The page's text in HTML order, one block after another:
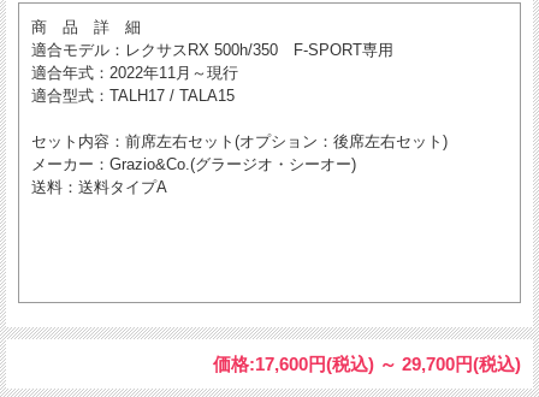
商 品 詳 細
適合モデル ：レクサスRX 500h/350 F-SPORT専用
適合年式 ：2022年11月～現行
適合型式 ：TALH17 / TALA15
セット内容 ：前席左右セット(オプション：後席左右セット)
メーカー ：Grazio&Co.(グラージオ・シーオー)
送料 ：送料タイプA
価格:17,600円(税込) ～ 29,700円(税込)